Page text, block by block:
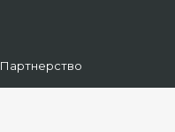
Партнерство